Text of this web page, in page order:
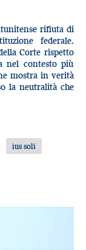
rifiuta di
federale.
Corte rispetto
nel contesto più
mostra in verità
la neutralità che
ius soli